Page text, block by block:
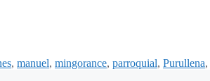
, manuel, mingorance, parroquial, Purullena,